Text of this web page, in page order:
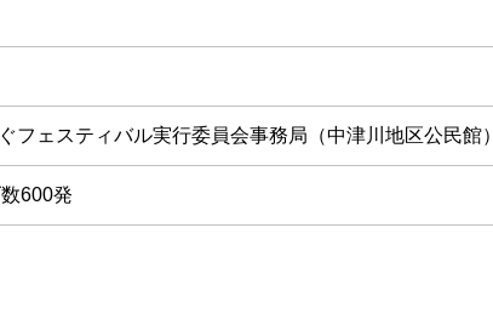
ェスティバル実行委員会事務局（中津川地区公民館）
600発